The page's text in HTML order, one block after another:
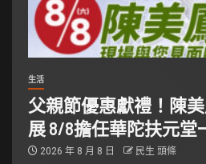
生活
父親節優惠獻禮！陳
展 8/8擔任華陀扶元堂
2026 年 8 月 8 日 民生 頭條